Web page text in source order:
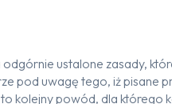
ustalone zasady,
pod uwagę tego, iż pisane
kolejny powód, dla którego